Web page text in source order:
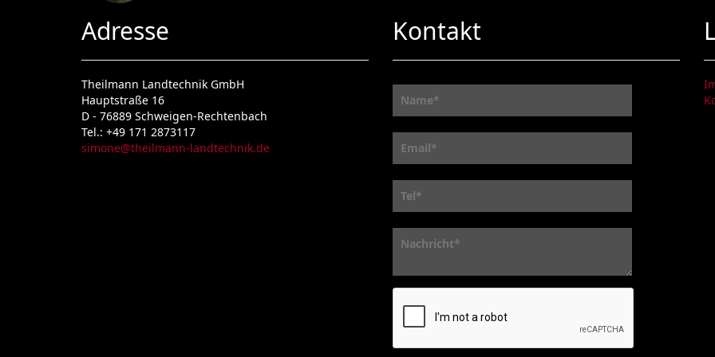
Adresse
Theilmann Landtechnik GmbH
Hauptstraße 16
D - 76889 Schweigen-Rechtenbach
Tel.: +49 171 2873117
simone@theilmann-landtechnik.de
Kontakt